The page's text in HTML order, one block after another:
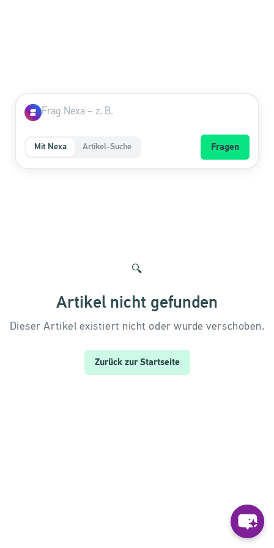
Mit Nexa Artikel-Suche Fragen
🔍
Artikel nicht gefunden
Dieser Artikel existiert nicht oder wurde verschoben.
Zurück zur Startseite